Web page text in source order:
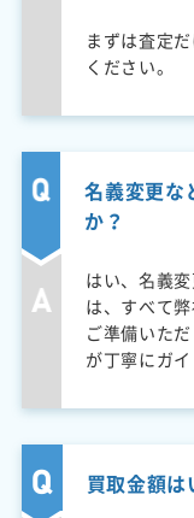
まずは査定
ください。
名義変更な
か？
はい、名義
は、すべて
ご準備いた
が丁寧にガイ
買取金額は